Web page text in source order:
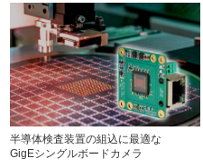
半導体検査装置の組込に最適な
GigEシングルボードカメラ